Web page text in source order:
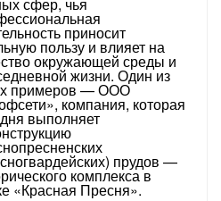
приносит
пользу и влияет на
окружающей среды и
жизни. Один из
примеров — ООО
компания, которая
выполняет
прудов —
комплекса в
«Красная Пресня».